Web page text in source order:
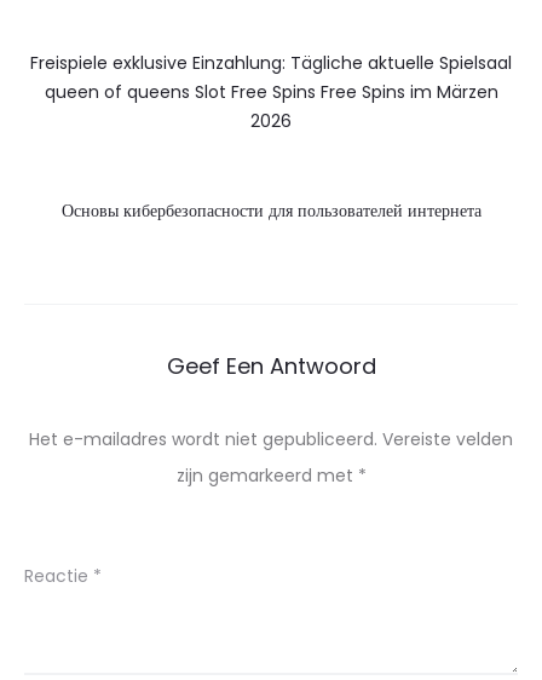
Freispiele exklusive Einzahlung: Tägliche aktuelle Spielsaal
queen of queens Slot Free Spins Free Spins im Märzen
2026
Основы кибербезопасности для пользователей интернета
Geef Een Antwoord
Het e-mailadres wordt niet gepubliceerd. Vereiste velden
zijn gemarkeerd met *
Reactie *